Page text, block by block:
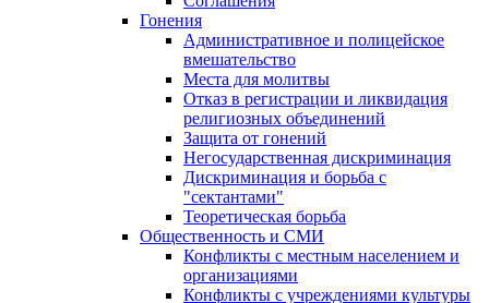
Гонения
Административное и полицейское
вмешательство
Места для молитвы
Отказ в регистрации и ликвидация
религиозных объединений
Защита от гонений
Негосударственная дискриминация
Дискриминация и борьба с
"сектантами"
Теоретическая борьба
Общественность и СМИ
Конфликты с местным населением и
организациями
Конфликты с учреждениями культуры